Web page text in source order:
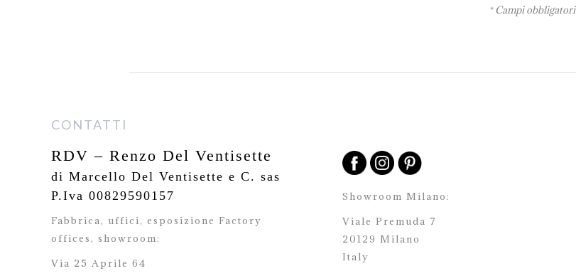
* Campi obbligatori
CONTATTI
RDV – Renzo Del Ventisette
di Marcello Del Ventisette e C. sas
P.Iva 00829590157
Fabbrica, uffici, esposizione Factory
offices, showroom:
Via 25 Aprile 64
Showroom Milano:
Viale Premuda 7
20129 Milano
Italy